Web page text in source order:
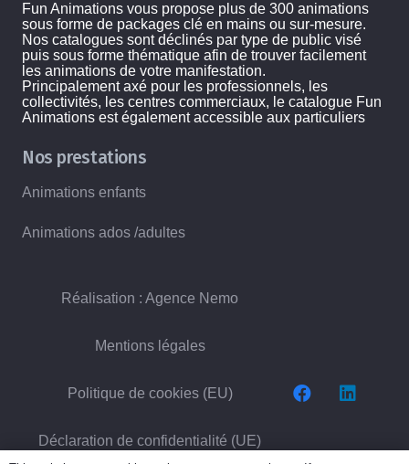
Fun Animations vous propose plus de 300 animations
sous forme de packages clé en mains ou sur-mesure.
Nos catalogues sont déclinés par type de public visé
puis sous forme thématique afin de trouver facilement
les animations de votre manifestation.
Principalement axé pour les professionnels, les
collectivités, les centres commerciaux, le catalogue Fun
Animations est également accessible aux particuliers
Nos prestations
Animations enfants
Animations ados /adultes
Réalisation : Agence Nemo
Mentions légales
Politique de cookies (EU)
Déclaration de confidentialité (UE)